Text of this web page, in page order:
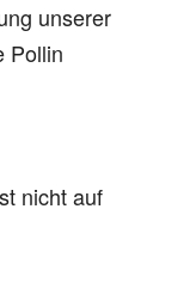
unserer
Pollin
nicht auf